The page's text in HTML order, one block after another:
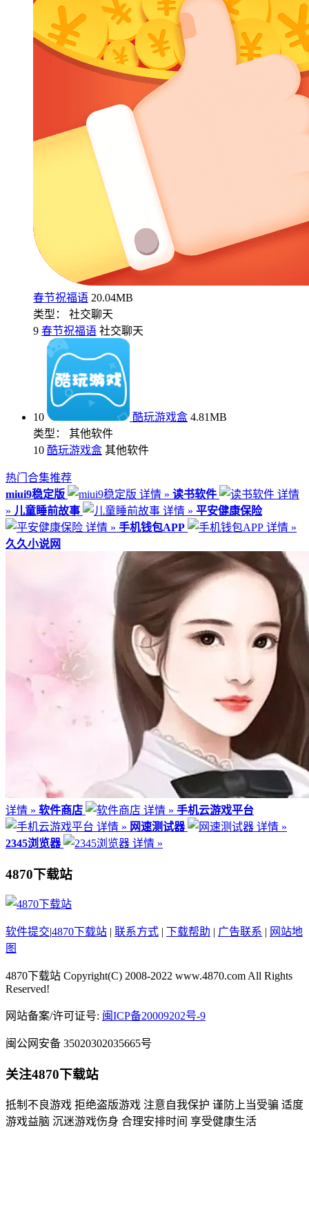
春节祝福语 20.04MB
类型： 社交聊天
9 春节祝福语 社交聊天
10 酷玩游戏盒 4.81MB
类型： 其他软件
10 酷玩游戏盒 其他软件
热门合集推荐
miui9稳定版
详情 » 读书软件
详情
» 儿童睡前故事 详情 » 平安健康保险
详情 » 手机钱包APP
详情 »
久久小说网
详情 » 软件商店 详情 » 手机云游戏平台
详情 » 网速测试器
详情 »
2345浏览器
详情 »
4870下载站
软件提交|4870下载站 | 联系方式 | 下载帮助 | 广告联系 | 网站地
图
4870下载站 Copyright(C) 2008-2022 www.4870.com All Rights
Reserved!
网站备案/许可证号: 闽ICP备20009202号-9
闽公网安备 35020302035665号
关注4870下载站
抵制不良游戏 拒绝盗版游戏 注意自我保护 谨防上当受骗 适度
游戏益脑 沉迷游戏伤身 合理安排时间 享受健康生活